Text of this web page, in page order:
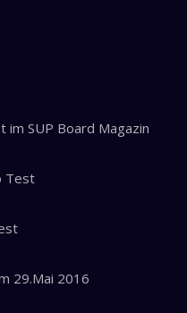
im SUP Board Magazin
Test
29.Mai 2016